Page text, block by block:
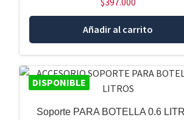
Añadir al carrito
DISPONIBLE
Soporte PARA BOTELLA 0.6